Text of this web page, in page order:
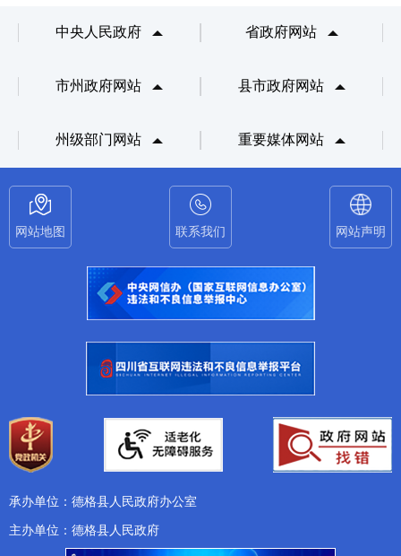
中央人民政府 省政府网站
市州政府网站 县市政府网站
州级部门网站 重要媒体网站
网站地图 联系我们 网站声明
承办单位：德格县人民政府办公室
主办单位：德格县人民政府